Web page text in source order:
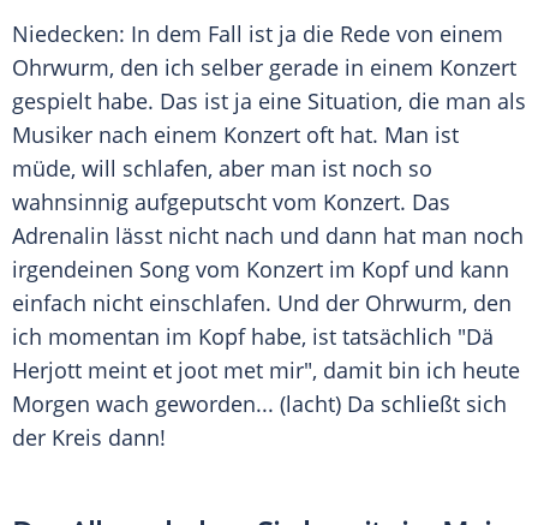
Niedecken: In dem Fall ist ja die Rede von einem
Ohrwurm, den ich selber gerade in einem Konzert
gespielt habe. Das ist ja eine Situation, die man als
Musiker nach einem Konzert oft hat. Man ist
müde, will schlafen, aber man ist noch so
wahnsinnig aufgeputscht vom Konzert. Das
Adrenalin lässt nicht nach und dann hat man noch
irgendeinen Song vom Konzert im Kopf und kann
einfach nicht einschlafen. Und der Ohrwurm, den
ich momentan im Kopf habe, ist tatsächlich "Dä
Herjott meint et joot met mir", damit bin ich heute
Morgen wach geworden... (lacht) Da schließt sich
der Kreis dann!